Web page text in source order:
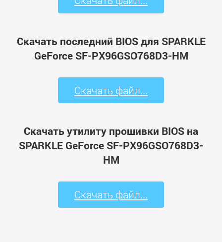
Скачать последний BIOS для SPARKLE
GeForce SF-PX96GSO768D3-HM
Скачать файл...
Скачать утилиту прошивки BIOS на
SPARKLE GeForce SF-PX96GSO768D3-
HM
Скачать файл...